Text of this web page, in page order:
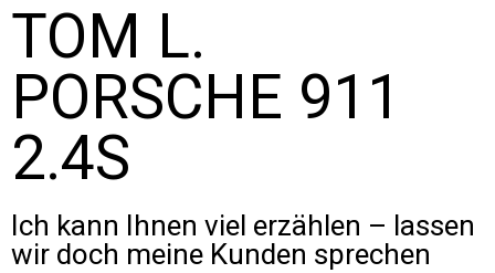
TOM L.
PORSCHE 911
2.4S
Ich kann Ihnen viel erzählen – lassen
wir doch meine Kunden sprechen